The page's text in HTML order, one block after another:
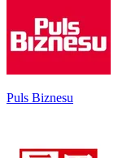
Puls Biznesu